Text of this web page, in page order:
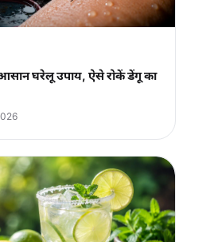
घरेलू उपाय, ऐसे रोकें डेंगू का